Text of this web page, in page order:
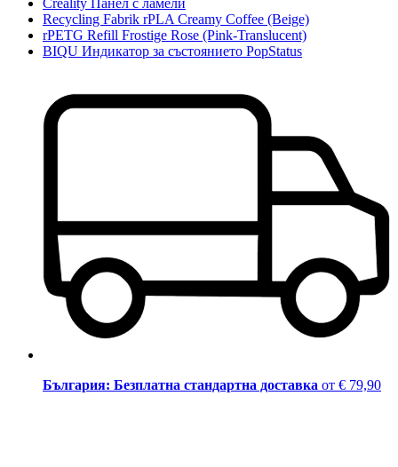
Creality Панел с ламели
Recycling Fabrik rPLA Creamy Coffee (Beige)
rPETG Refill Frostige Rose (Pink-Translucent)
BIQU Индикатор за състоянието PopStatus
България: Безплатна стандартна доставка от € 79,90